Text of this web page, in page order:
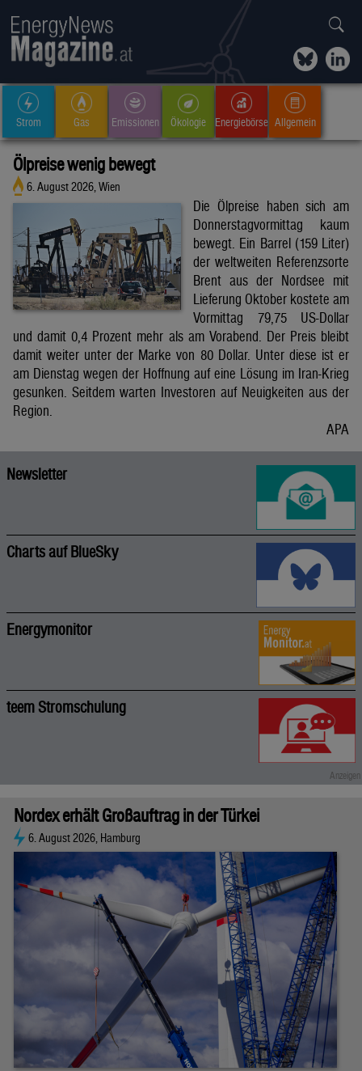
Strom Gas Emissionen Ökologie Energiebörse Allgemein
Ölpreise wenig bewegt
6. August 2026, Wien
Die Ölpreise haben sich am
Donnerstagvormittag kaum
bewegt. Ein Barrel (159 Liter)
der weltweiten Referenzsorte
Brent aus der Nordsee mit
Lieferung Oktober kostete am
Vormittag 79,75 US-Dollar
und damit 0,4 Prozent mehr als am Vorabend. Der Preis bleibt
damit weiter unter der Marke von 80 Dollar. Unter diese ist er
am Dienstag wegen der Hoffnung auf eine Lösung im Iran-Krieg
gesunken. Seitdem warten Investoren auf Neuigkeiten aus der
Region.
APA
Newsletter
Charts auf BlueSky
Energymonitor
teem Stromschulung
Nordex erhält Großauftrag in der Türkei
6. August 2026, Hamburg